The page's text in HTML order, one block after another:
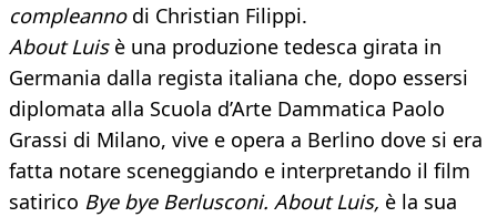
compleannodi Christian Filippi.
About Luis è una produzione tedesca girata in
Germania dalla regista italiana che, dopo essersi
diplomata alla Scuola d’Arte Dammatica Paolo
Grassi di Milano, vive e opera a Berlino dove si era
fatta notare sceneggiando e interpretando il film
satirico Bye bye Berlusconi. About Luis, è la sua